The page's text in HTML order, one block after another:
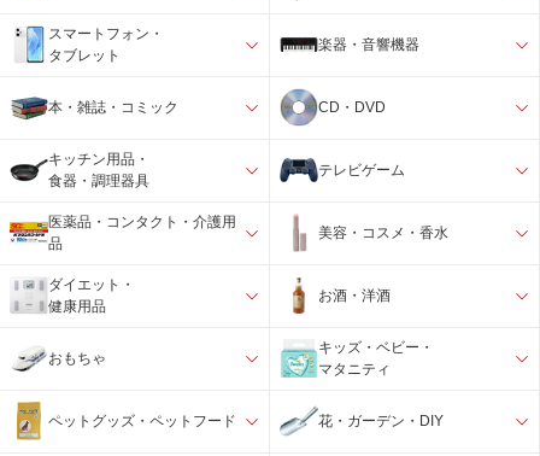
スマートフォン・
タブレット
楽器・音響機器
本・雑誌・コミック CD・DVD
キッチン用品・
食器・調理器具
テレビゲーム
医薬品・コンタクト・介護用
品
美容・コスメ・香水
ダイエット・
健康用品
お酒・洋酒
おもちゃ
キッズ・ベビー・
マタニティ
ペットグッズ・ペットフード 花・ガーデン・DIY